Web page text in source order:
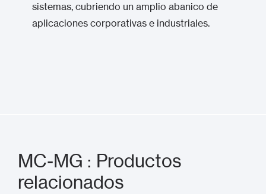
sistemas, cubriendo un amplio abanico de
aplicaciones corporativas e industriales.
MC-MG : Productos
relacionados